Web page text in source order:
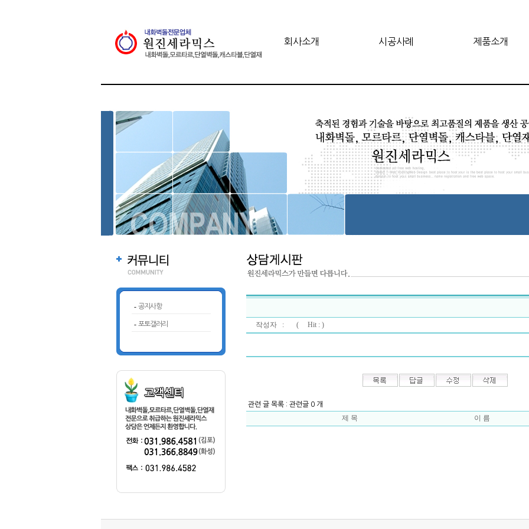
회사소개 시공사례 제품소개
- 공지사항
- 포토갤러리 작성자 : ( Hit : )
관련 글 목록 : 관련글 0 개
제 목 이 름